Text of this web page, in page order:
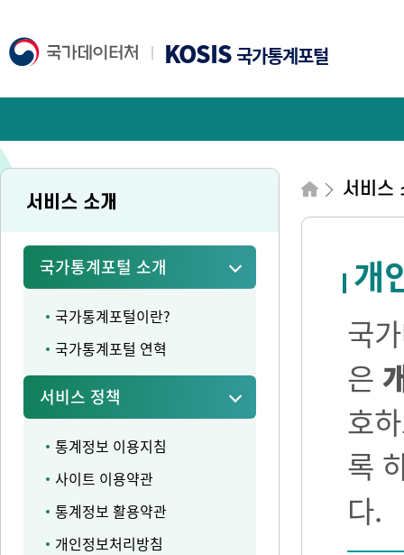
KOSIS국가통계포털
서비스 소개
국가통계포털 소개
국가통계포털이란?
국가통계포털 연혁
서비스 정책
통계정보 이용지침
사이트 이용약관
통계정보 활용약관
개인정보처리방침
서비스
개
국
은
호
록
다.